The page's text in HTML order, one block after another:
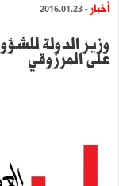
أخبار - 2016.01.23
وزير الدولة
على المرزوقي